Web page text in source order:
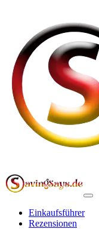
Einkaufsführer
Rezensionen